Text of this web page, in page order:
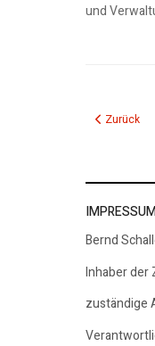
und
Vorheriger
Zurück
Bernd
Inhaber der
zuständige